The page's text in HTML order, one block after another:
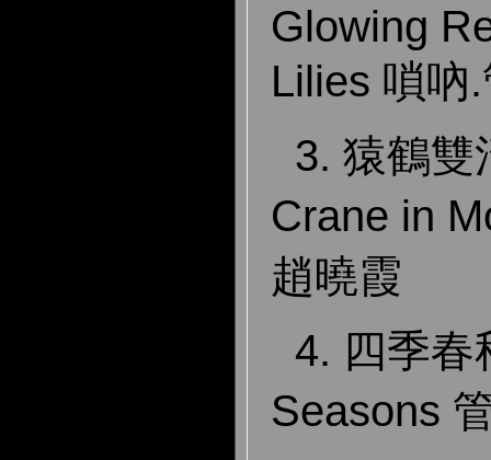
Glowing
Lilies 嗩吶
3.猿鶴雙
Crane in
趙曉霞
4. 四季春
Seasons